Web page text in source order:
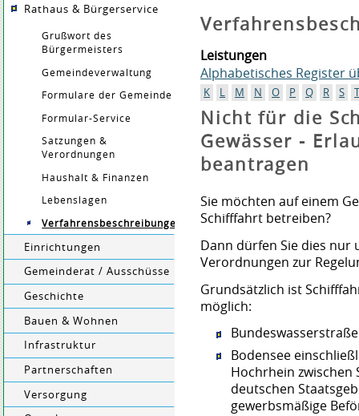
Rathaus & Bürgerservice
Grußwort des
Bürgermeisters
Gemeindeverwaltung
Formulare der Gemeinde
Formular-Service
Satzungen &
Verordnungen
Haushalt & Finanzen
Lebenslagen
Verfahrensbeschreibungen
Einrichtungen
Gemeinderat / Ausschüsse
Geschichte
Bauen & Wohnen
Infrastruktur
Partnerschaften
Versorgung
Leistungen
Alphabetisches Register
K L M N O P Q R S
Nicht für die
Gewässer -
beantragen
Sie möchten auf einem
Schifffahrt betreiben?
Dann dürfen Sie dies
Verordnungen zur
Grundsätzlich ist
möglich:
Bodensee
Hochrhein zwischen
deutschen
gewerbsmäßige